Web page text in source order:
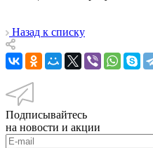
Назад к списку
Подписывайтесь
на новости и акции